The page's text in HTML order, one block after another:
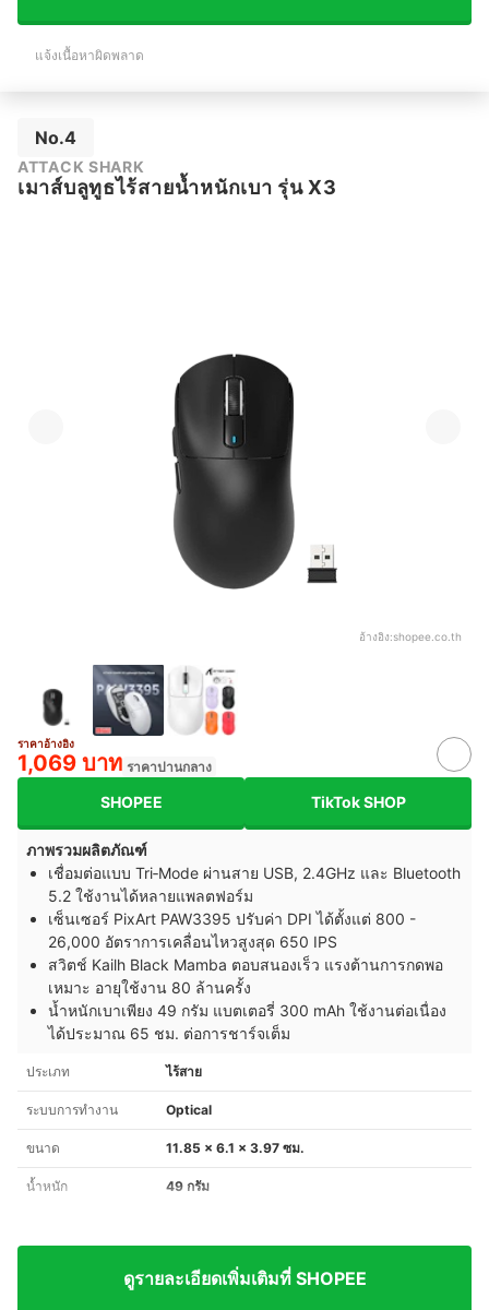
แจ้งเนื้อหาผิดพลาด
No.4
ATTACK SHARK
เมาส์บลูทูธไร้สายน้ำหนักเบา รุ่น X3
อ้างอิง:shopee.co.th
ราคาอ้างอิง
1,069 บาท ราคาปานกลาง
SHOPEE TikTok SHOP
ภาพรวมผลิตภัณฑ์
เชื่อมต่อแบบ Tri‑Mode ผ่านสาย USB, 2.4GHz และ Bluetooth
5.2 ใช้งานได้หลายแพลตฟอร์ม
เซ็นเซอร์ PixArt PAW3395 ปรับค่า DPI ได้ตั้งแต่ 800 -
26,000 อัตราการเคลื่อนไหวสูงสุด 650 IPS
สวิตช์ Kailh Black Mamba ตอบสนองเร็ว แรงต้านการกดพอ
เหมาะ อายุใช้งาน 80 ล้านครั้ง
น้ำหนักเบาเพียง 49 กรัม แบตเตอรี่ 300 mAh ใช้งานต่อเนื่อง
ได้ประมาณ 65 ชม. ต่อการชาร์จเต็ม
ประเภท ไร้สาย
ระบบการทำงาน Optical
ขนาด 11.85 x 6.1 x 3.97 ซม.
น้ำหนัก 49 กรัม
ดูรายละเอียดเพิ่มเติมที่ SHOPEE